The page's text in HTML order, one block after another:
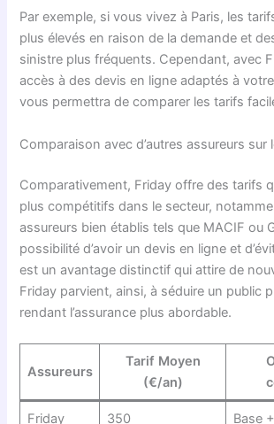
Par exemple, si vous vivez à Paris, les
plus élevés en raison de la demande et
sinistre plus fréquents. Cependant, avec
accès à des devis en ligne adaptés à
vous permettra de comparer les tarifs
Comparaison avec d’autres assureurs sur
Comparativement, Friday offre des tarifs
plus compétitifs dans le secteur,
assureurs bien établis tels que MACIF ou
possibilité d’avoir un devis en ligne et
est un avantage distinctif qui attire de
Friday parvient, ainsi, à séduire un public
rendant l’assurance plus abordable.
Assureurs
Tarif Moyen
(€/an)
Friday 350 Base